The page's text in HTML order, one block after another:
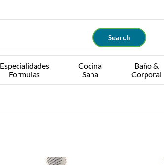
Especialidades
Formulas
Cocina
Sana
Baño &
Corporal